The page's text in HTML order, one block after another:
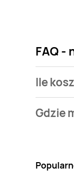
FAQ -
Ile
Najtańsza
Gdzie